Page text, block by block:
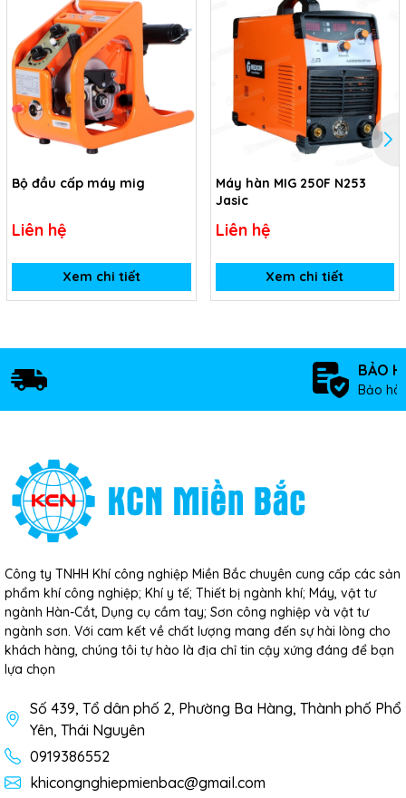
Bộ đầu cấp máy mig
Liên hệ
Xem chi tiết
Máy hàn MIG 250F N253
Jasic
Liên hệ
Xem chi tiết
BẢO
Bảo
Công ty TNHH Khí công nghiệp Miền Bắc chuyên cung cấp các sản
phẩm khí công nghiệp; Khí y tế; Thiết bị ngành khí; Máy, vật tư
ngành Hàn-Cắt, Dụng cụ cầm tay; Sơn công nghiệp và vật tư
ngành sơn. Với cam kết về chất lượng mang đến sự hài lòng cho
khách hàng, chúng tôi tự hào là địa chỉ tin cậy xứng đáng để bạn
lựa chọn
Số 439, Tổ dân phố 2, Phường Ba Hàng, Thành phố Phổ
Yên, Thái Nguyên
0919386552
khicongnghiepmienbac@gmail.com